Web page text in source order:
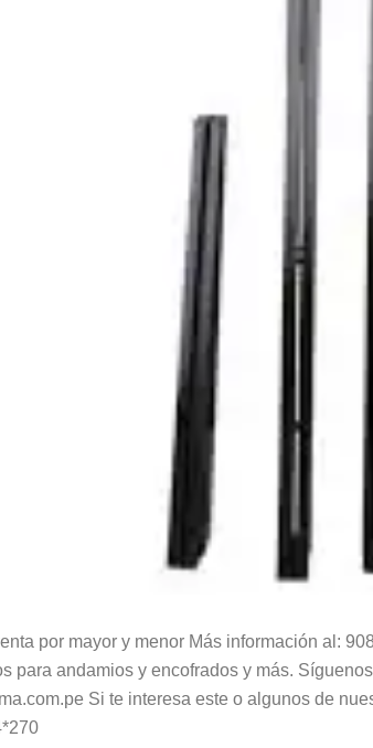
por mayor y menor Más información al:
para andamios y encofrados y más.
Si te interesa este o algunos de